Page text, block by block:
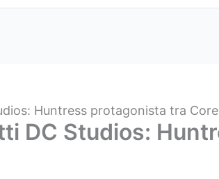
Huntress protagonista tra
DC Studios: